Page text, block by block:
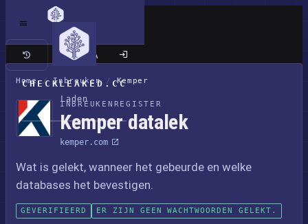
CHECKLEAKED.CC
Laden
Klassieke site
Home / Inbreuken / Kemper
INBREUKENREGISTER
Kemper datalek
kemper.com
Wat is gelekt, wanneer het gebeurde en welke
databases het bevestigen.
GEVERIFIEERD ER ZIJN GEEN WACHTWOORDEN GELEKT.